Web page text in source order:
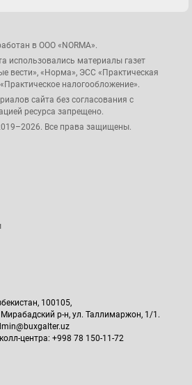
в ООО «NORMA».
использовались материалы газет
вести», «Норма», ЭСС «Практическая
налогообложение».
сайта без согласования с
ресурса запрещено.
Все права защищены.
100105,
р-н, ул. Таллимаржон, 1/1.
центра: +998 78 150-11-72